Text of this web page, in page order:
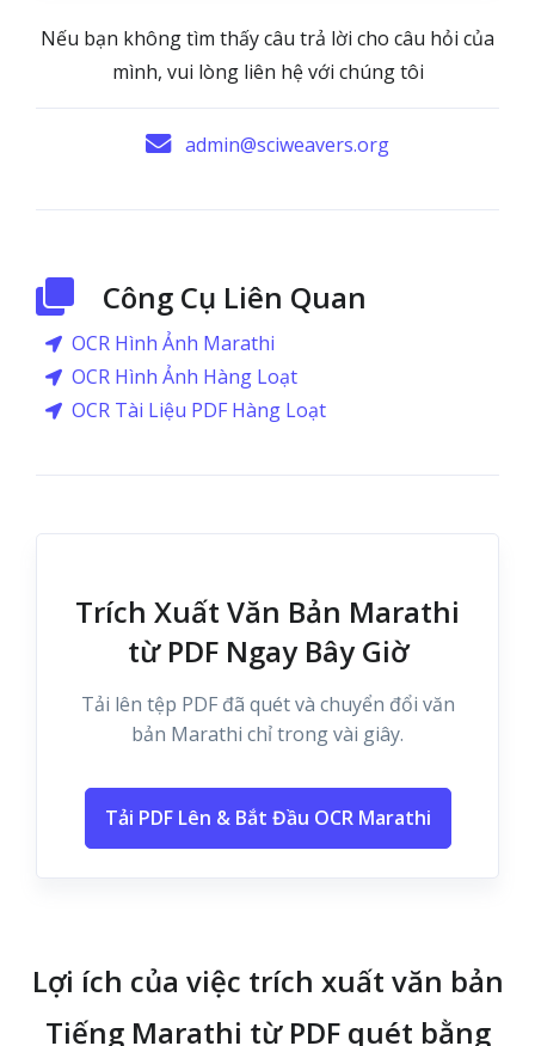
Nếu bạn không tìm thấy câu trả lời cho câu hỏi của
mình, vui lòng liên hệ với chúng tôi
admin@sciweavers.org
Công Cụ Liên Quan
OCR Hình Ảnh Marathi
OCR Hình Ảnh Hàng Loạt
OCR Tài Liệu PDF Hàng Loạt
Trích Xuất Văn Bản Marathi
từ PDF Ngay Bây Giờ
Tải lên tệp PDF đã quét và chuyển đổi văn
bản Marathi chỉ trong vài giây.
Tải PDF Lên & Bắt Đầu OCR Marathi
Lợi ích của việc trích xuất văn bản
Tiếng Marathi từ PDF quét bằng